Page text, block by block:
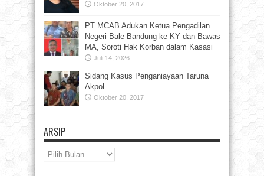
Oktober 20, 2017
PT MCAB Adukan Ketua Pengadilan
Negeri Bale Bandung ke KY dan Bawas
MA, Soroti Hak Korban dalam Kasasi
Juli 14, 2026
Sidang Kasus Penganiayaan Taruna
Akpol
Oktober 20, 2017
ARSIP
Arsip